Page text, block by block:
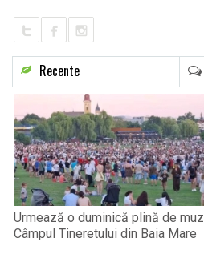
Recente
Urmează o duminică plină de
Câmpul Tineretului din Baia Mare